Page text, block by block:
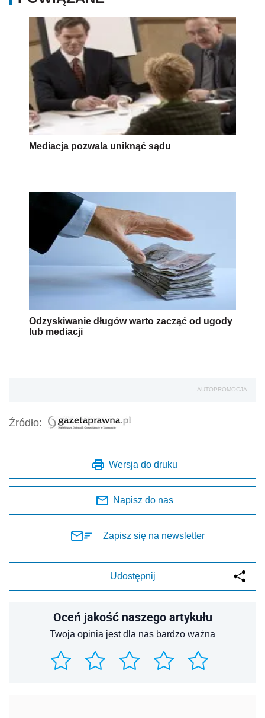
Mediacja pozwala uniknąć sądu
Odzyskiwanie długów warto zacząć od ugody
lub mediacji
AUTOPROMOCJA
Źródło:
Wersja do druku
Napisz do nas
Zapisz się na newsletter
Udostępnij
Oceń jakość naszego artykułu
Twoja opinia jest dla nas bardzo ważna